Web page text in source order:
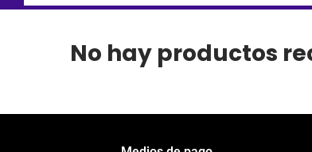
No hay productos